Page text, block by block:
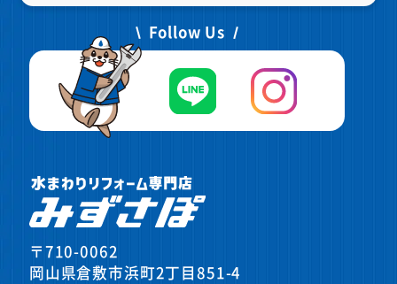
Follow Us
〒710-0062
岡山県倉敷市浜町2丁目851-4